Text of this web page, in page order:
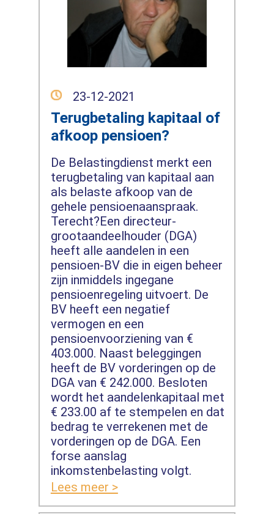
23-12-2021
Terugbetaling kapitaal of
afkoop pensioen?
De Belastingdienst merkt een
terugbetaling van kapitaal aan
als belaste afkoop van de
gehele pensioenaanspraak.
Terecht?Een directeur-
grootaandeelhouder (DGA)
heeft alle aandelen in een
pensioen-BV die in eigen beheer
zijn inmiddels ingegane
pensioenregeling uitvoert. De
BV heeft een negatief
vermogen en een
pensioenvoorziening van €
403.000. Naast beleggingen
heeft de BV vorderingen op de
DGA van € 242.000. Besloten
wordt het aandelenkapitaal met
€ 233.00 af te stempelen en dat
bedrag te verrekenen met de
vorderingen op de DGA. Een
forse aanslag
inkomstenbelasting volgt.
Lees meer >